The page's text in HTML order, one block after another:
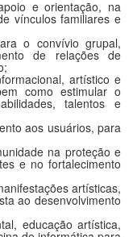
e orientação, na
vínculos familiares e
o convívio grupal,
de relações de
artístico e
como estimular o
talentos e
aos usuários, para
na proteção e
e no fortalecimento
artísticas,
ao desenvolvimento
educação artística,